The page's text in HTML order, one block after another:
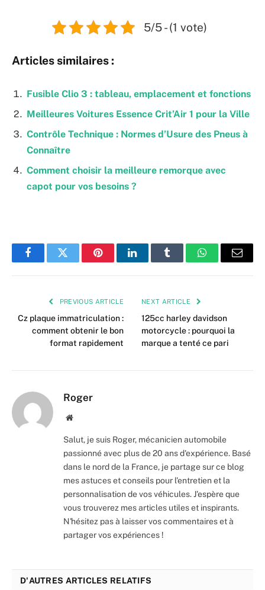
5/5 - (1 vote)
Articles similaires :
Fusible Clio 3 : tableau, emplacement et fonctions
Meilleures Voitures Essence Crit’Air 1 pour la Ville
Contrôle Technique : Normes d’Usure des Pneus à
Connaître
Comment choisir la meilleure remorque avec
capot pour vos besoins ?
FacebookTwitter PinterestLinkedInTumblr WhatsAppEmail
PREVIOUS ARTICLE
Cz plaque immatriculation :
comment obtenir le bon
format rapidement
NEXT ARTICLE
125cc harley davidson
motorcycle : pourquoi la
marque a tenté ce pari
Roger
Website
Salut, je suis Roger, mécanicien automobile
passionné avec plus de 20 ans d'expérience. Basé
dans le nord de la France, je partage sur ce blog
mes astuces et conseils pour l'entretien et la
personnalisation de vos véhicules. J'espère que
vous trouverez mes articles utiles et inspirants.
N'hésitez pas à laisser vos commentaires et à
partager vos expériences !
D'AUTRES ARTICLES RELATIFS